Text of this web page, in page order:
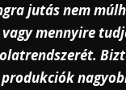
jutás nem
vagy mennyire